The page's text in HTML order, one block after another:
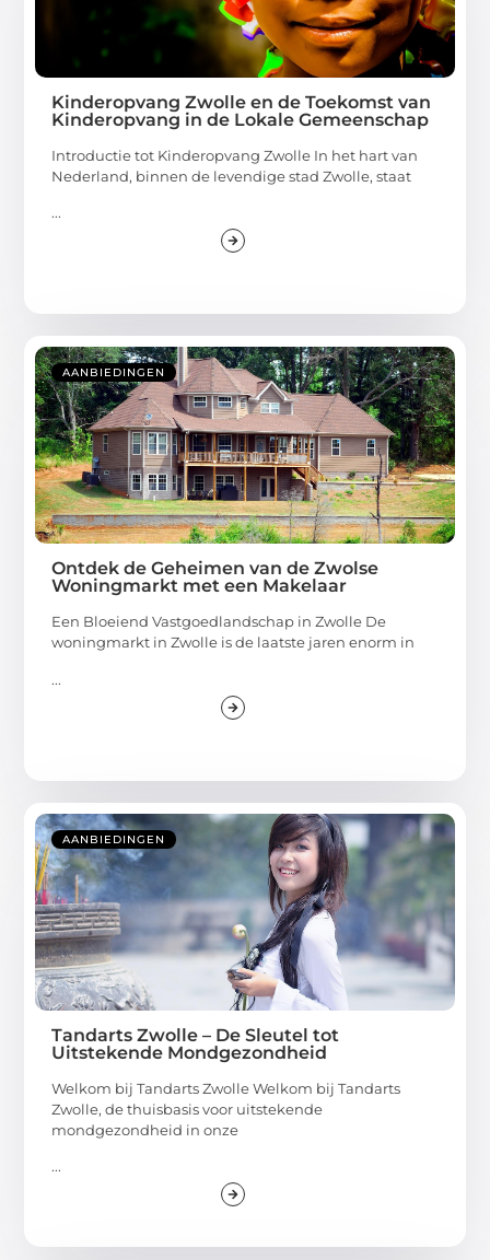
Kinderopvang Zwolle en de Toekomst van
Kinderopvang in de Lokale Gemeenschap
Introductie tot Kinderopvang Zwolle In het hart van
Nederland, binnen de levendige stad Zwolle, staat
...
AANBIEDINGEN
Ontdek de Geheimen van de Zwolse
Woningmarkt met een Makelaar
Een Bloeiend Vastgoedlandschap in Zwolle De
woningmarkt in Zwolle is de laatste jaren enorm in
...
AANBIEDINGEN
Tandarts Zwolle – De Sleutel tot
Uitstekende Mondgezondheid
Welkom bij Tandarts Zwolle Welkom bij Tandarts
Zwolle, de thuisbasis voor uitstekende
mondgezondheid in onze
...